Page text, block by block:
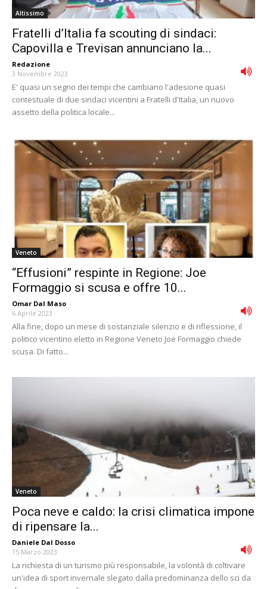
Altissimo
Fratelli d’Italia fa scouting di sindaci:
Capovilla e Trevisan annunciano la...
Redazione -
3 Novembre 2023
E' quasi un segno dei tempi che cambiano l'adesione quasi
contestuale di due sindaci vicentini a Fratelli d'Italia, un nuovo
assetto della politica locale...
Veneto
“Effusioni” respinte in Regione: Joe
Formaggio si scusa e offre 10...
Omar Dal Maso -
6 Aprile 2023
Alla fine, dopo un mese di sostanziale silenzio e di riflessione, il
politico vicentino eletto in Regione Veneto Joe Formaggio chiede
scusa. Di fatto...
Veneto
Poca neve e caldo: la crisi climatica impone
di ripensare la...
Daniele Dal Dosso -
15 Marzo 2023
La richiesta di un turismo più responsabile, la volontà di coltivare
un'idea di sport invernale slegato dalla predominanza dello sci da